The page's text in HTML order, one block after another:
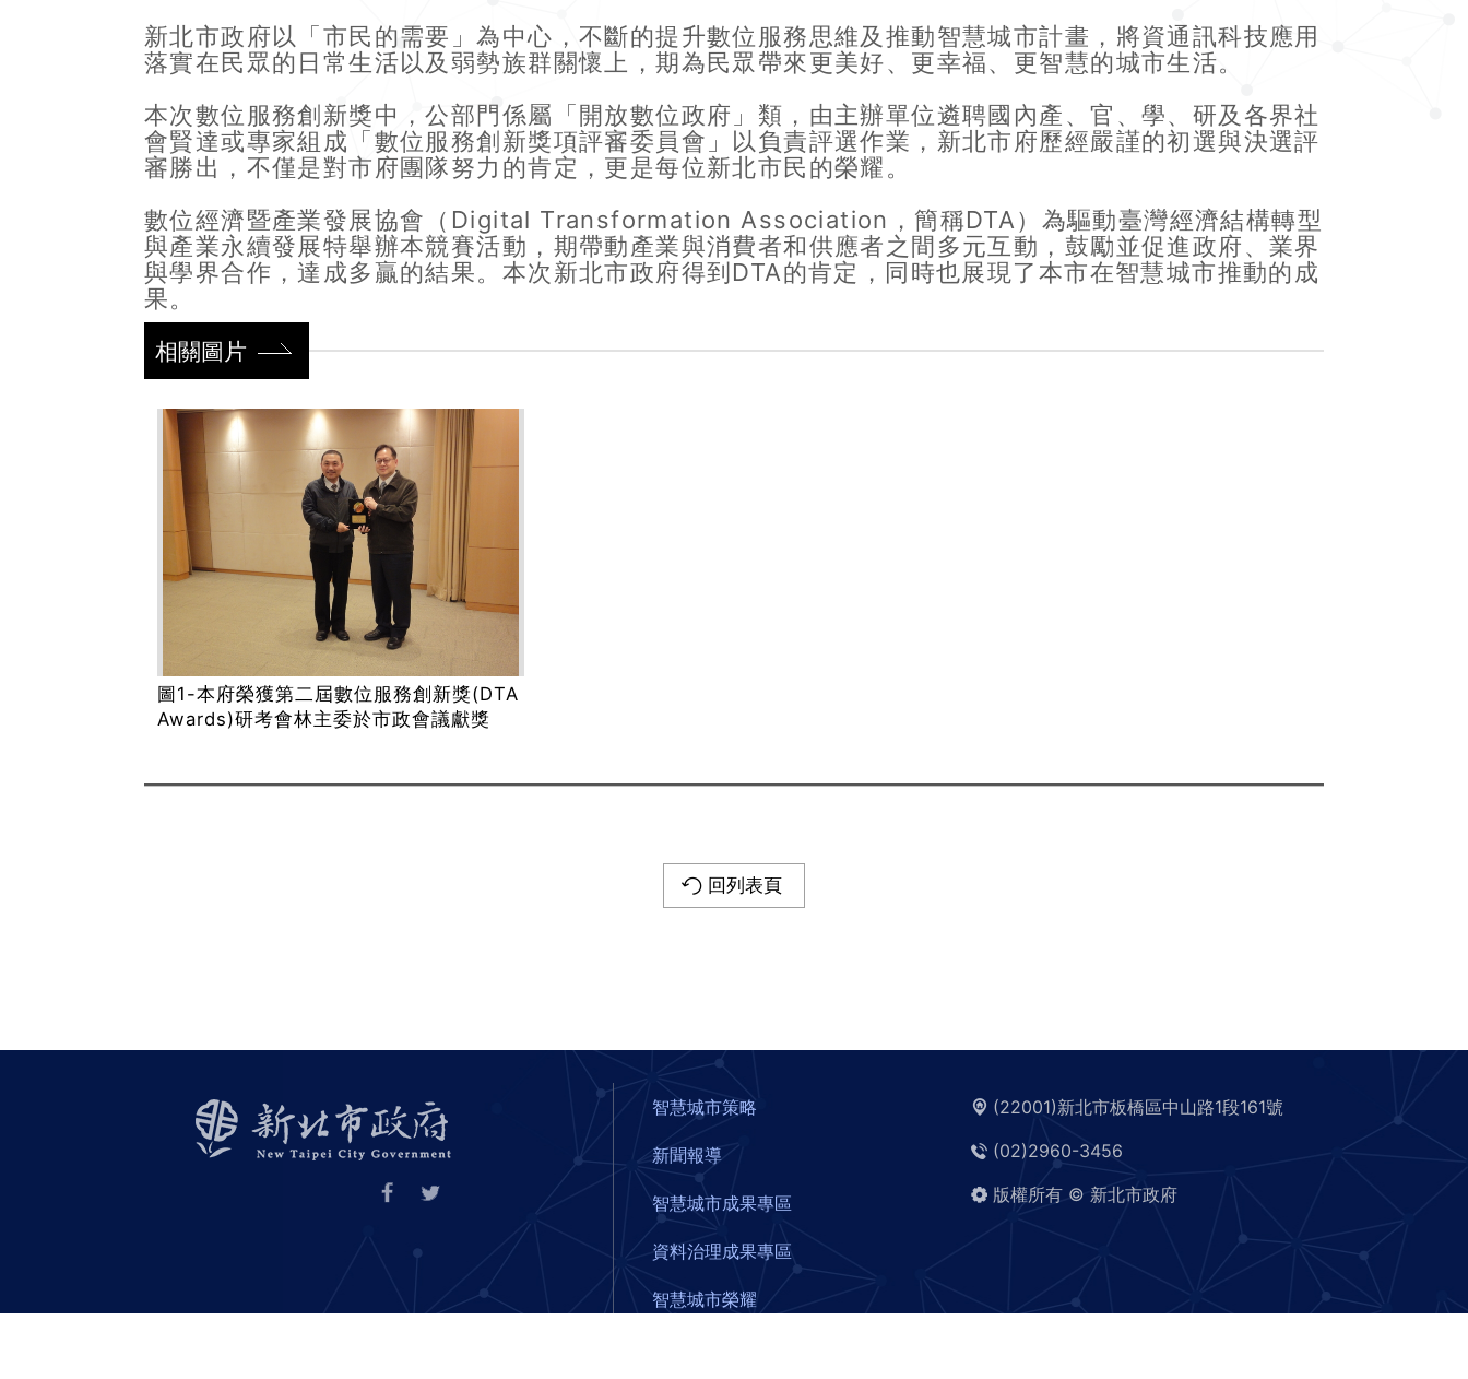
新北市政府以「市民的需要」為中心，不斷的提升數位服務思維及推動智慧城市計畫，將資通訊科技應用
落實在民眾的日常生活以及弱勢族群關懷上，期為民眾帶來更美好、更幸福、更智慧的城市生活。
本次數位服務創新獎中，公部門係屬「開放數位政府」類，由主辦單位遴聘國內產、官、學、研及各界社
會賢達或專家組成「數位服務創新獎項評審委員會」以負責評選作業，新北市府歷經嚴謹的初選與決選評
審勝出，不僅是對市府團隊努力的肯定，更是每位新北市民的榮耀。
數位經濟暨產業發展協會（Digital Transformation Association，簡稱DTA）為驅動臺灣經濟結構轉型
與產業永續發展特舉辦本競賽活動，期帶動產業與消費者和供應者之間多元互動，鼓勵並促進政府、業界
與學界合作，達成多贏的結果。本次新北市政府得到DTA的肯定，同時也展現了本市在智慧城市推動的成
果。
相關圖片
圖1-本府榮獲第二屆數位服務創新獎(DTA
Awards)研考會林主委於市政會議獻獎
回列表頁
智慧城市策略
新聞報導
智慧城市成果專區
資料治理成果專區
智慧城市榮耀
(22001)新北市板橋區中山路1段161號
(02)2960-3456
版權所有 © 新北市政府